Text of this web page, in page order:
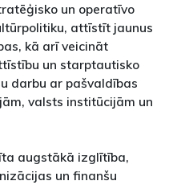
un operatīvo
attīstīt jaunus
kā arī veicināt
un starptautisko
darbu ar pašvaldības
valsts institūcijām un
augstākā izglītība,
un finanšu